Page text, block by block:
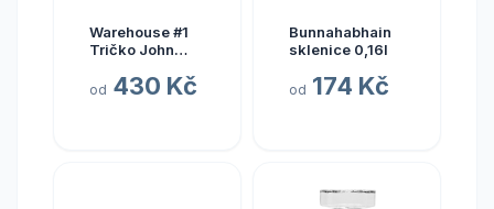
Warehouse #1
Tričko John
od 430 Kč
Bunnahabhain
sklenice 0,16l
od 174 Kč